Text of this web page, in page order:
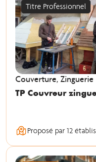
Titre Professionnel
Couverture, Zinguerie
TP Couvreur
Proposé par 12